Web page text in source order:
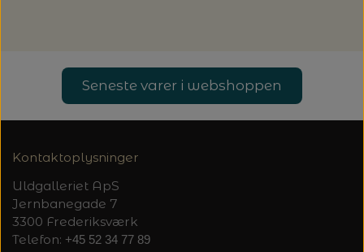
Seneste varer i webshoppen
Kontaktoplysninger
Uldgalleriet ApS
Jernbanegade 7
3300 Frederiksværk
Telefon: +45 52 34 77 89